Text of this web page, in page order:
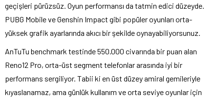
geçişleri pürüzsüz. Oyun performansı da tatmin edici düzeyde.
PUBG Mobile ve Genshin Impact gibi popüler oyunları orta-
yüksek grafik ayarlarında akıcı bir şekilde oynayabiliyorsunuz.
AnTuTu benchmark testinde 550.000 civarında bir puan alan
Reno12 Pro, orta-üst segment telefonlar arasında iyi bir
performans sergiliyor. Tabii ki en üst düzey amiral gemileriyle
kıyaslanamaz, ama günlük kullanım ve orta seviye oyunlar için